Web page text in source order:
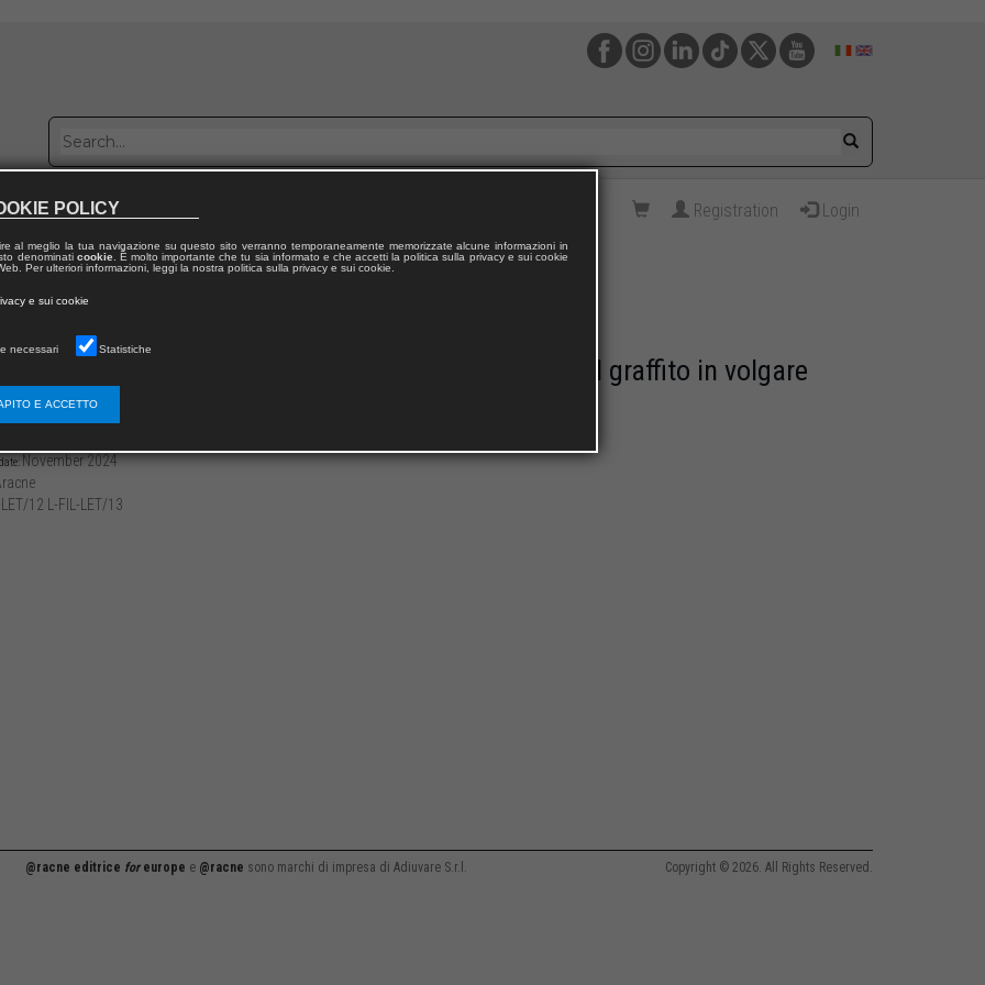
with us Registration Login
di Commodilla. Una nuova ipotesi esegetica per il graffito in volgare
November 2024
LET/12 L-FIL-LET/13
@racne editrice foreurope e @racne sono marchi di impresa di Adiuvare S.r.l. Copyright © 2026. All Rights Reserved.
POLICY
al meglio la tua navigazione su questo sito verranno temporaneamente memorizzate alcune informazioni in
denominati cookie. È molto importante che tu sia informato e che accetti la politica sulla privacy e sui cookie
Per ulteriori informazioni, leggi la nostra politica sulla privacy e sui cookie.
e sui cookie
necessari Statistiche
E ACCETTO